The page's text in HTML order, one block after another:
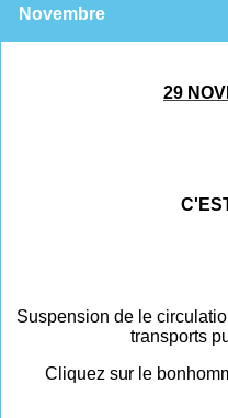
Novembre
29
Suspension de le
transports
Cliquez sur le